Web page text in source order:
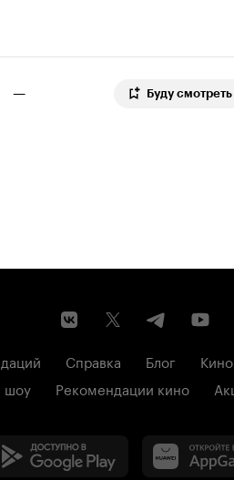
— Буду смотреть
Справка Блог
шоу Рекомендации кино